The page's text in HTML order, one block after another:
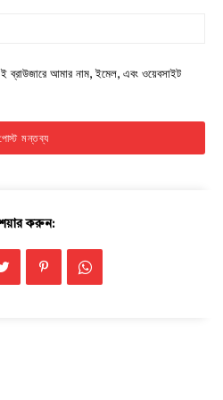
ব্রাউজারে আমার নাম, ইমেল, এবং ওয়েবসাইট
করুন: